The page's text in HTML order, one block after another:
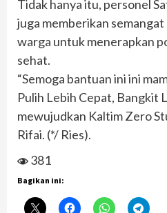
Tidak hanya itu, personel
juga memberikan semangat
warga untuk menerapkan
sehat.
“Semoga bantuan ini ini
Pulih Lebih Cepat, Bangkit
mewujudkan Kaltim Zero
Rifai. (*/ Ries).
381
Bagikan ini: